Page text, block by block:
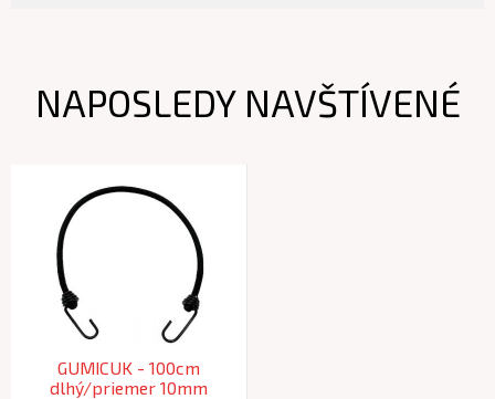
NAPOSLEDY NAVŠTÍVENÉ
GUMICUK - 100cm
dlhý/priemer 10mm